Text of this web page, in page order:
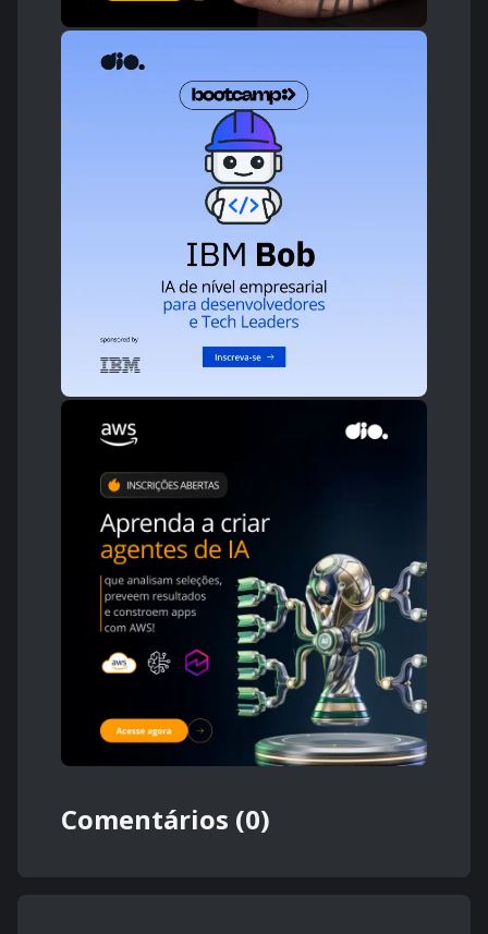
Comentários (0)